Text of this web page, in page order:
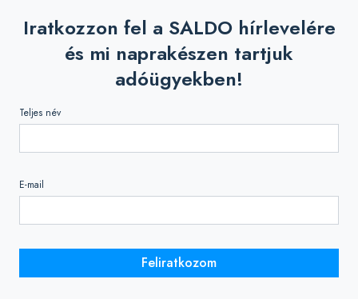
Iratkozzon fel a SALDO hírlevelére
és mi naprakészen tartjuk
adóügyekben!
Teljes név
E-mail
Feliratkozom